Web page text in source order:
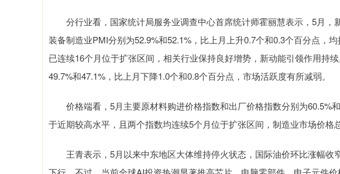
分行业看，国家统计局服务业调查中心首席统计师霍丽慧表示，5月，
装备制造业PMI分别为52.9%和52.1%，比上月上升0.7个和0.3个百分点，
已连续16个月位于扩张区间，相关行业保持良好增势，新动能引领作用持
49.7%和47.1%，比上月下降1.0个和0.8个百分点，市场活跃度有所减弱。
价格端看，5月主要原材料购进价格指数和出厂价格指数分别为60.5%
于近期较高水平，且两个指数均连续5个月位于扩张区间，制造业市场价格
王青表示，5月以来中东地区大体维持停火状态，国际油价环比涨幅收